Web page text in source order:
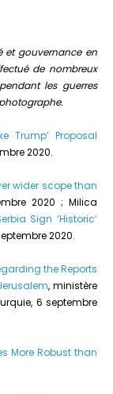
et gouvernance en
de nombreux
les guerres
Trump’ Proposal
2020.
wider scope than
2020 ; Milica
Sign ‘Historic’
2020.
the Reports
, ministère
6 septembre
More Robust than